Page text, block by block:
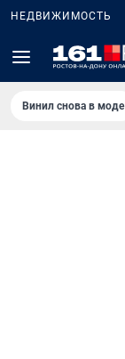
НЕДВИЖИМОСТЬ
Винил снова в моде